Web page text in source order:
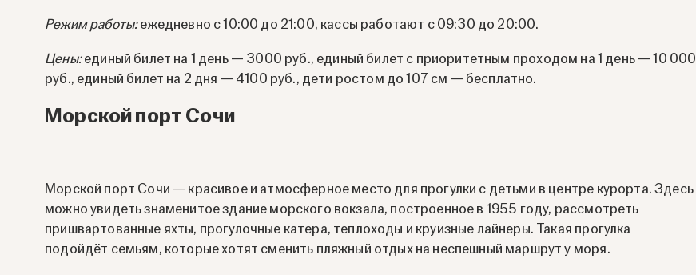
Режим работы:ежедневно с 10:00 до 21:00, кассы работают с 09:30 до 20:00.
Цены:единый билет на 1 день — 3000 руб., единый билет с приоритетным проходом на 1 день — 10 000
руб., единый билет на 2 дня — 4100 руб., дети ростом до 107 см — бесплатно.
Морской порт Сочи
Морской порт Сочи — красивое и атмосферное место для прогулки с детьми в центре курорта. Здесь
можно увидеть знаменитое здание морского вокзала, построенное в 1955 году, рассмотреть
пришвартованные яхты, прогулочные катера, теплоходы и круизные лайнеры. Такая прогулка
подойдёт семьям, которые хотят сменить пляжный отдых на неспешный маршрут у моря.